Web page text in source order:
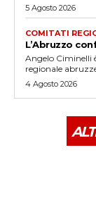
5 Agosto 2026
COMITATI
L’Abruzzo
Angelo Ciminelli
regionale
4 Agosto 2026